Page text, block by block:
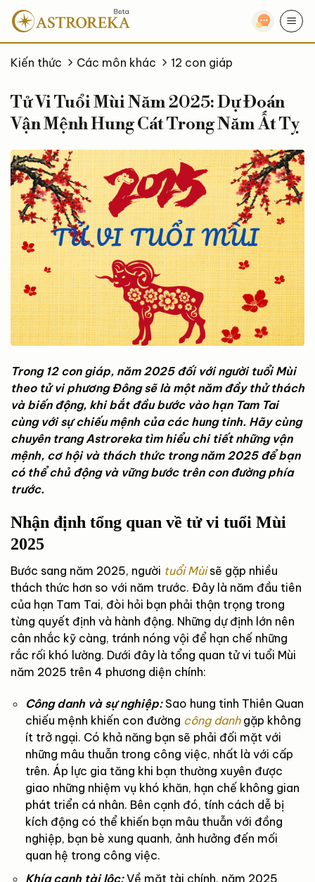
qua
nội
dungKiến thức Các môn khác 12 con giáp
Tử Vi Tuổi Mùi Năm 2025: Dự Đoán
Vận Mệnh Hung Cát Trong Năm Ất Tỵ
Trong 12 con giáp, năm 2025 đối với người tuổi Mùi
theo tử vi phương Đông sẽ là một năm đầy thử thách
và biến động, khi bắt đầu bước vào hạn Tam Tai
cùng với sự chiếu mệnh của các hung tinh. Hãy cùng
chuyên trang Astroreka tìm hiểu chi tiết những vận
mệnh, cơ hội và thách thức trong năm 2025 để bạn
có thể chủ động và vững bước trên con đường phía
trước.
Nhận định tổng quan về tử vi tuổi Mùi
2025
Bước sang năm 2025, người tuổi Mùisẽ gặp nhiều
thách thức hơn so với năm trước. Đây là năm đầu tiên
của hạn Tam Tai, đòi hỏi bạn phải thận trọng trong
từng quyết định và hành động. Những dự định lớn nên
cân nhắc kỹ càng, tránh nóng vội để hạn chế những
rắc rối khó lường. Dưới đây là tổng quan tử vi tuổi Mùi
năm 2025 trên 4 phương diện chính:
Công danh và sự nghiệp:Sao hung tinh Thiên Quan
chiếu mệnh khiến con đường công danhgặp không
ít trở ngại. Có khả năng bạn sẽ phải đối mặt với
những mâu thuẫn trong công việc, nhất là với cấp
trên. Áp lực gia tăng khi bạn thường xuyên được
giao những nhiệm vụ khó khăn, hạn chế không gian
phát triển cá nhân. Bên cạnh đó, tính cách dễ bị
kích động có thể khiến bạn mâu thuẫn với đồng
nghiệp, bạn bè xung quanh, ảnh hưởng đến mối
quan hệ trong công việc.
Khía cạnh tài lộc: Về mặt tài chính, năm 2025